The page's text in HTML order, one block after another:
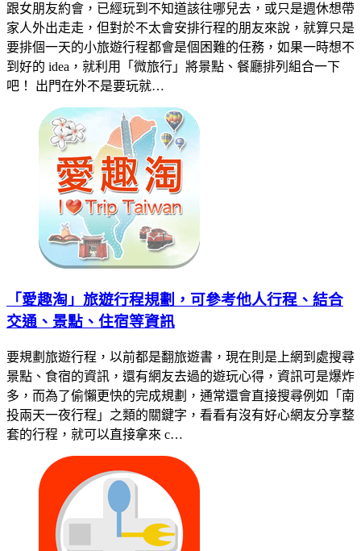
跟女朋友約會，已經玩到不知道該往哪兒去，或只是週休想帶
家人外出走走，但對於不太會安排行程的朋友來說，就算只是
要排個一天的小旅遊行程都會是個困難的任務，如果一時想不
到好的 idea，就利用「微旅行」將景點、餐廳排列組合一下
吧！ 出門在外不是要玩就…
「愛趣淘」旅遊行程規劃，可參考他人行程、結合
交通、景點、住宿等資訊
要規劃旅遊行程，以前都是翻旅遊書，現在則是上網到處搜尋
景點、食宿的資訊，還有網友去過的遊玩心得，資訊可是爆炸
多，而為了偷懶更快的完成規劃，通常還會直接搜尋例如「南
投兩天一夜行程」之類的關鍵字，看看有沒有好心網友分享整
套的行程，就可以直接拿來 c…